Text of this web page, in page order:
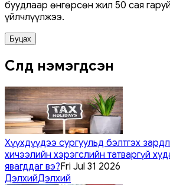
буудлаар өнгөрсөн жил 50 сая
үйлчлүүлжээ.
Буцах
Сүүлд нэмэгдсэн
Хүүхдүүдээ сургуульд бэлтгэх
хичээлийн хэрэгслийн татваргүй
явагддаг вэ?Fri Jul 31 2026
ДэлхийДэлхий